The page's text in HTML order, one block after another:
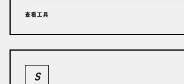
查看工具
S